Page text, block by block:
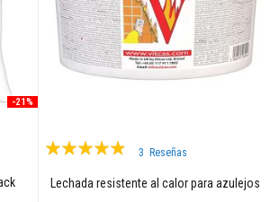
-21%
Valoración:
3 Reseñas
Lechada resistente al calor para azulejos